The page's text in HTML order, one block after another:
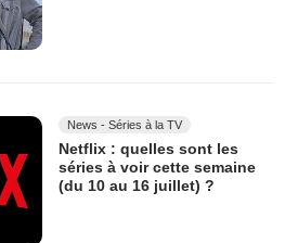
News - Séries à la TV
Netflix : quelles sont les
séries à voir cette semaine
(du 10 au 16 juillet) ?